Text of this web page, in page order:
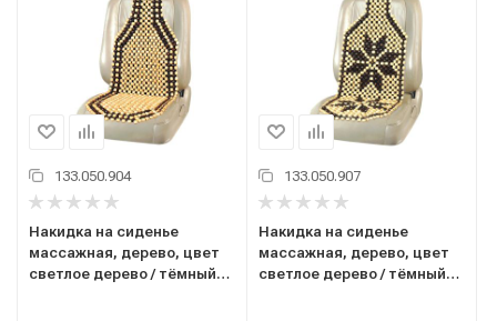
133.050.904
Накидка на сиденье
массажная, дерево, цвет
светлое дерево / тёмный
133.050.907
Накидка на сиденье
массажная, дерево, цвет
светлое дерево / тёмный